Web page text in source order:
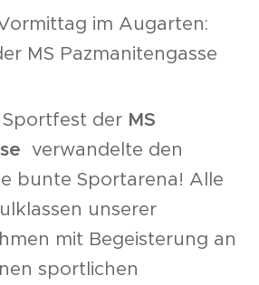
im Augarten:
MS Pazmanitengasse
Sportfest der MS
verwandelte den
bunte Sportarena! Alle
unserer
mit Begeisterung an
sportlichen